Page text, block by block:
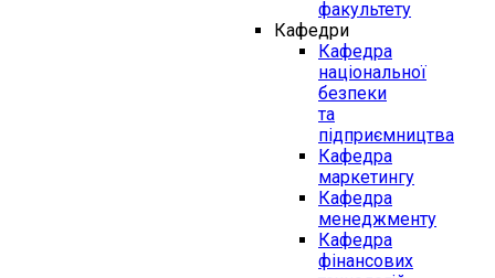
факультету
Кафедри
Кафедра
національної
безпеки
та
підприємництва
Кафедра
маркетингу
Кафедра
менеджменту
Кафедра
фінансових